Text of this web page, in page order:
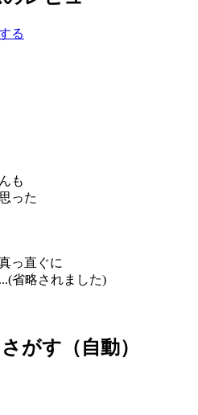
る
も
った
っ直ぐに
省略されました)
がす（自動）